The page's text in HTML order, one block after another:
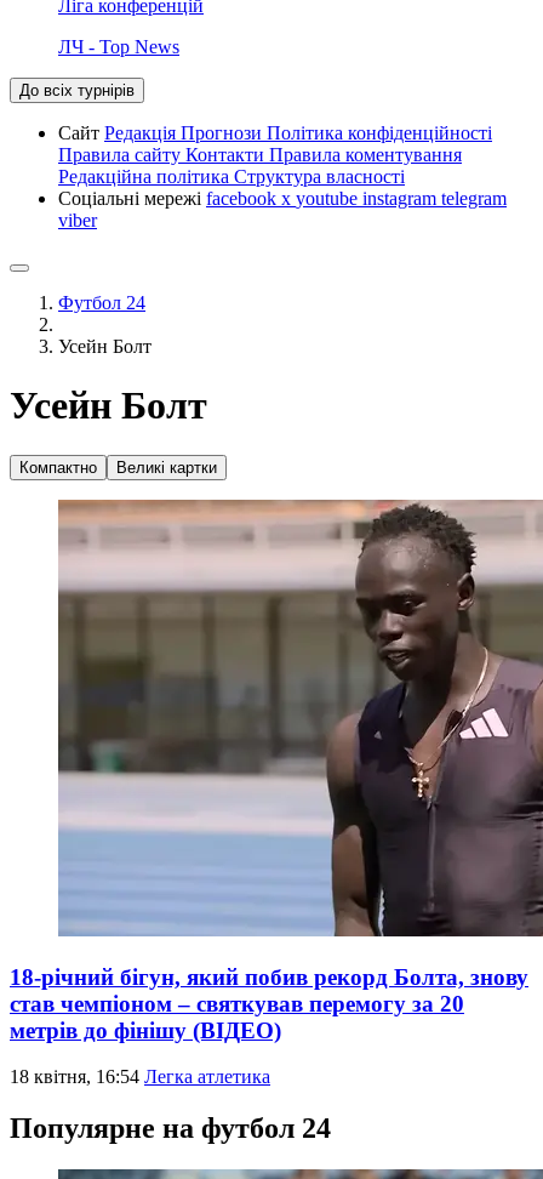
Ліга конференцій
ЛЧ - Top News
До всіх турнірів
Сайт Редакція Прогнози Політика конфіденційності
Правила сайту Контакти Правила коментування
Редакційна політика Структура власності
Соціальні мережі facebook x youtube instagram telegram
viber
Футбол 24
Усейн Болт
Усейн Болт
Компактно Великі картки
18-річний бігун, який побив рекорд Болта, знову
став чемпіоном – святкував перемогу за 20
метрів до фінішу (ВІДЕО)
18 квітня, 16:54 Легка атлетика
Популярне на футбол 24